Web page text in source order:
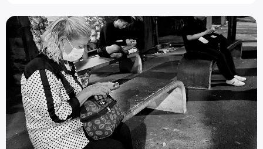
O impacto da desinformação sobre os brasileiros durante